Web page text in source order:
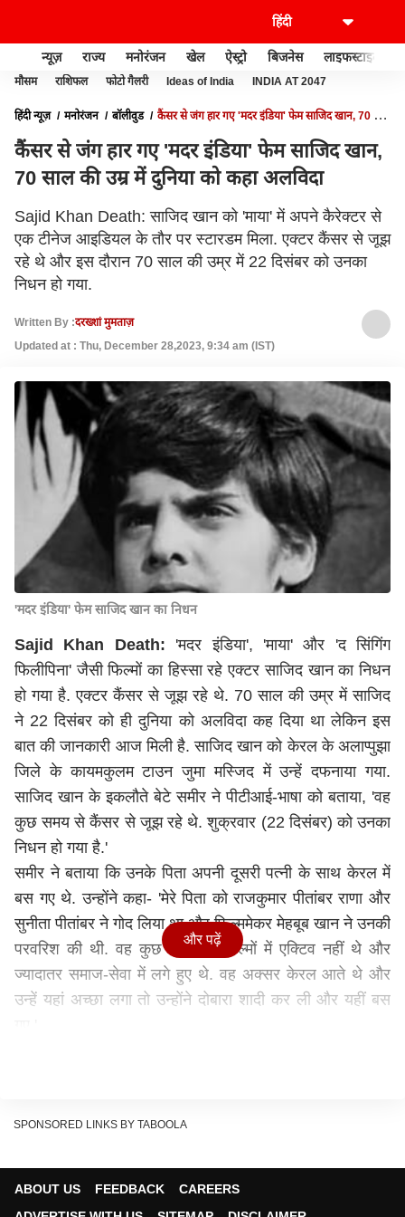
न्यूज़ राज्य मनोरंजन खेल ऐस्ट्रो बिजनेस लाइफस्टाइल
मौसम राशिफल फोटो गैलरी Ideas of India INDIA AT 2047
हिंदी न्यूज़ मनोरंजन बॉलीवुड
कैंसर से जंग हार गए 'मदर इंडिया' फेम साजिद खान, 70 साल
कैंसर से जंग हार गए 'मदर इंडिया' फेम साजिद खान,
70 साल की उम्र में दुनिया को कहा अलविदा
Sajid Khan Death: साजिद खान को 'माया' में अपने कैरेक्टर से
एक टीनेज आइडियल के तौर पर स्टारडम मिला. एक्टर कैंसर से जूझ
रहे थे और इस दौरान 70 साल की उम्र में 22 दिसंबर को उनका
निधन हो गया.
Written By :दरख्शां मुमताज़
Updated at : Thu, December 28,2023, 9:34 am (IST)
'मदर इंडिया' फेम साजिद खान का निधन
Sajid Khan Death: 'मदर इंडिया', 'माया' और 'द सिंगिंग
फिलीपिना' जैसी फिल्मों का हिस्सा रहे एक्टर साजिद खान का निधन
हो गया है. एक्टर कैंसर से जूझ रहे थे. 70 साल की उम्र में साजिद
ने 22 दिसंबर को ही दुनिया को अलविदा कह दिया था लेकिन इस
बात की जानकारी आज मिली है. साजिद खान को केरल के अलाप्पुझा
जिले के कायमकुलम टाउन जुमा मस्जिद में उन्हें दफनाया गया.
साजिद खान के इकलौते बेटे समीर ने पीटीआई-भाषा को बताया, 'वह
कुछ समय से कैंसर से जूझ रहे थे. शुक्रवार (22 दिसंबर) को उनका
निधन हो गया है.'
समीर ने बताया कि उनके पिता अपनी दूसरी पत्नी के साथ केरल में
बस गए थे. उन्होंने कहा- 'मेरे पिता को राजकुमार पीतांबर राणा और
सुनीता पीतांबर ने गोद लिया था और फिल्ममेकर मेहबूब खान ने उनकी
परवरिश की थी. वह कुछ समय से फिल्मों में एक्टिव नहीं थे और
ज्यादातर समाज-सेवा में लगे हुए थे. वह अक्सर केरल आते थे और
उन्हें यहां अच्छा लगा तो उन्होंने दोबारा शादी कर ली और यहीं बस
रोल निभाया था. फिल्म की लोकप्रियता की वजह से इसी नाम से एक
और पढ़ें
SPONSORED LINKS BY TABOOLA
ABOUT US FEEDBACK
CAREERS